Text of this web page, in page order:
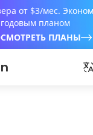
от $3/мес.
годовым планом
ПЛАНЫ